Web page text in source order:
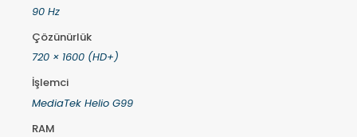
90 Hz
Çözünürlük
720 × 1600 (HD+)
İşlemci
MediaTek Helio G99
RAM